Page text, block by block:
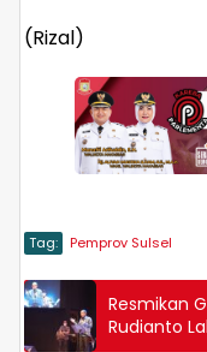
(Rizal)
Tag: Pemprov Sulsel
Resmikan
Rudianto